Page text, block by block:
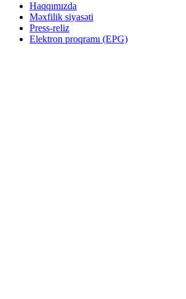
Haqqımızda
Məxfilik siyasəti
Press-reliz
Elektron proqramı (EPG)